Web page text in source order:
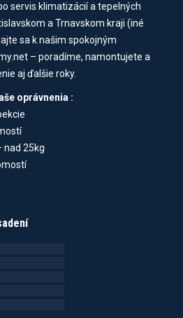
servis klimatizácií a tepelných
a Trnavskom kraji (iné
sa k našim spokojným
– poradíme, namontujete a
aj ďalšie roky.
oprávnenia :
nad 25kg